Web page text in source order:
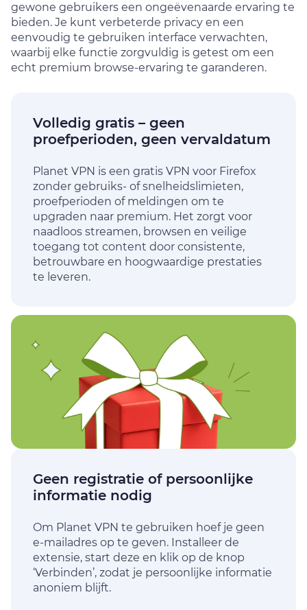
gewone gebruikers een ongeëvenaarde ervaring te
bieden. Je kunt verbeterde privacy en een
eenvoudig te gebruiken interface verwachten,
waarbij elke functie zorgvuldig is getest om een
echt premium browse-ervaring te garanderen.
Volledig gratis – geen
proefperioden, geen vervaldatum
Planet VPN is een gratis VPN voor Firefox
zonder gebruiks- of snelheidslimieten,
proefperioden of meldingen om te
upgraden naar premium. Het zorgt voor
naadloos streamen, browsen en veilige
toegang tot content door consistente,
betrouwbare en hoogwaardige prestaties
te leveren.
Geen registratie of persoonlijke
informatie nodig
Om Planet VPN te gebruiken hoef je geen
e-mailadres op te geven. Installeer de
extensie, start deze en klik op de knop
‘Verbinden’, zodat je persoonlijke informatie
anoniem blijft.